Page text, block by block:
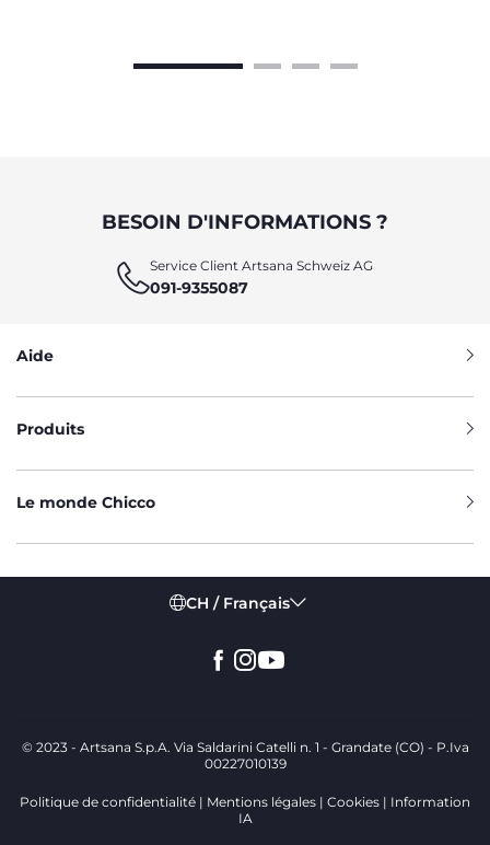
BESOIN D'INFORMATIONS ?
Service Client Artsana Schweiz AG
091-9355087
Aide
Produits
Le monde Chicco
CH / Français
© 2023 - Artsana S.p.A. Via Saldarini Catelli n. 1 - Grandate (CO) - P.Iva
00227010139
Politique de confidentialité Mentions légales Cookies
Information
IA